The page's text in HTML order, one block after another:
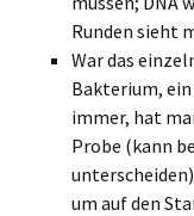
Runden sieht
War das
Bakterium, ein
immer, hat
Probe (kann
um auf den